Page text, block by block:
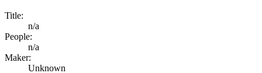
Title:
n/a
People:
n/a
Maker:
Unknown